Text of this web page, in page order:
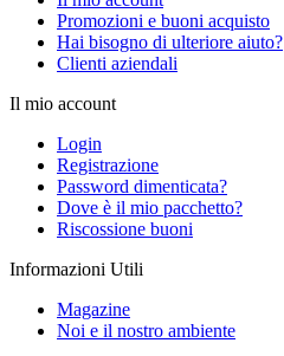
Promozioni e buoni acquisto
Hai bisogno di ulteriore aiuto?
Clienti aziendali
Il mio account
Login
Registrazione
Password dimenticata?
Dove è il mio pacchetto?
Riscossione buoni
Informazioni Utili
Magazine
Noi e il nostro ambiente